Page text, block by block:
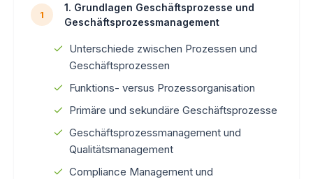
1
1. Grundlagen Geschäftsprozesse und
Geschäftsprozessmanagement
Unterschiede zwischen Prozessen und
Geschäftsprozessen
Funktions- versus Prozessorganisation
Primäre und sekundäre Geschäftsprozesse
Geschäftsprozessmanagement und
Qualitätsmanagement
Compliance Management und